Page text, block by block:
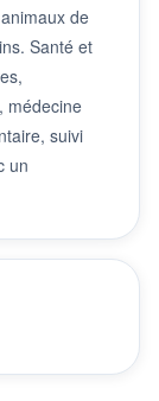
de
Santé et
médecine
suivi
un